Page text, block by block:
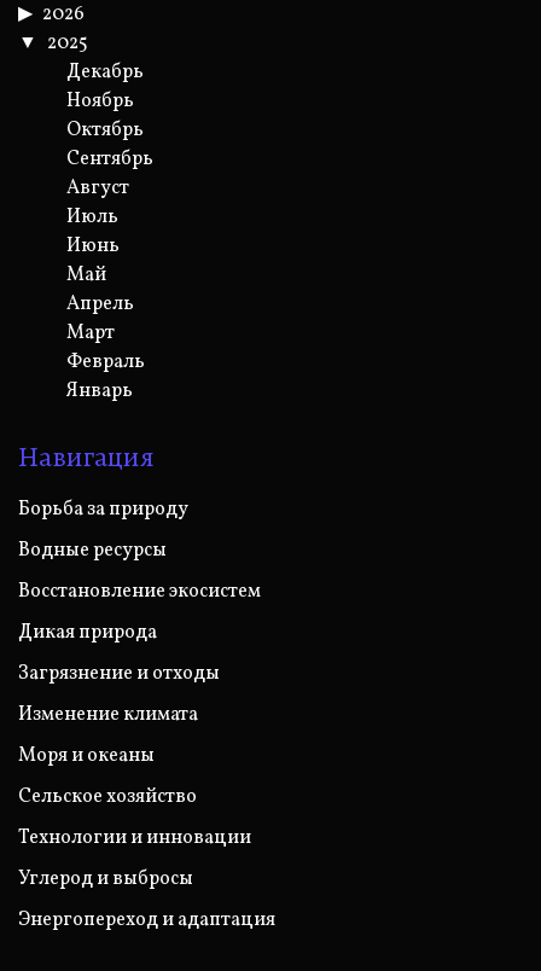
2026
2025
Декабрь
Ноябрь
Октябрь
Сентябрь
Август
Июль
Июнь
Май
Апрель
Март
Февраль
Январь
Навигация
Борьба за природу
Водные ресурсы
Восстановление экосистем
Дикая природа
Загрязнение и отходы
Изменение климата
Моря и океаны
Сельское хозяйство
Технологии и инновации
Углерод и выбросы
Энергопереход и адаптация